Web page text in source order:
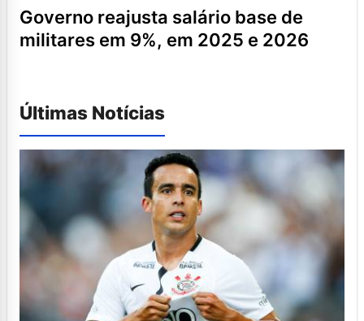
governo reajusta salário base de
militares em 9%, em 2025 e 2026
Últimas Notícias